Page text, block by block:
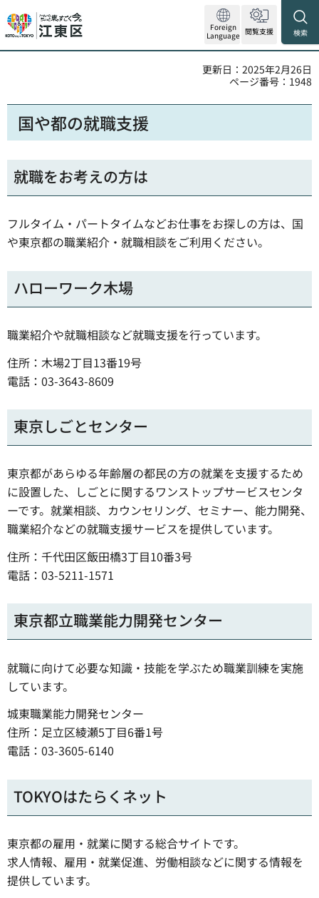
Foreign
Language 閲覧支援 検索
更新日：2025年2月26日
ページ番号：1948
国や都の就職支援
就職をお考えの方は
フルタイム・パートタイムなどお仕事をお探しの方は、国
や東京都の職業紹介・就職相談をご利用ください。
ハローワーク木場
職業紹介や就職相談など就職支援を行っています。
住所：木場2丁目13番19号
電話：03-3643-8609
東京しごとセンター
東京都があらゆる年齢層の都民の方の就業を支援するため
に設置した、しごとに関するワンストップサービスセンタ
ーです。就業相談、カウンセリング、セミナー、能力開発、
職業紹介などの就職支援サービスを提供しています。
住所：千代田区飯田橋3丁目10番3号
電話：03-5211-1571
東京都立職業能力開発センター
就職に向けて必要な知識・技能を学ぶため職業訓練を実施
しています。
城東職業能力開発センター
住所：足立区綾瀬5丁目6番1号
電話：03-3605-6140
TOKYOはたらくネット
東京都の雇用・就業に関する総合サイトです。
求人情報、雇用・就業促進、労働相談などに関する情報を
提供しています。